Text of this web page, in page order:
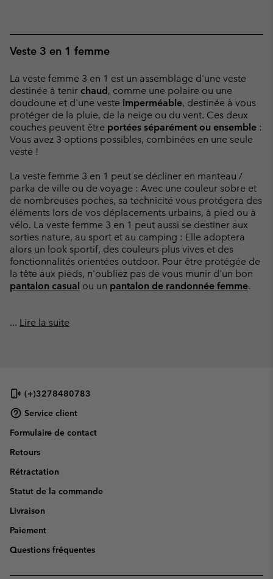
Veste 3 en 1 femme
La veste femme 3 en 1 est un assemblage d'une veste
destinée à tenir chaud, comme une polaire ou une
doudoune et d'une veste imperméable, destinée à vous
protéger de la pluie, de la neige ou du vent. Ces deux
couches peuvent être portées séparément ou ensemble :
Vous avez 3 options possibles, combinées en une seule
veste !
La veste femme 3 en 1 peut se décliner en manteau /
parka de ville ou de voyage : Avec une couleur sobre et
de nombreuses poches, sa technicité vous protégera des
éléments lors de vos déplacements urbains, à pied ou à
vélo. La veste femme 3 en 1 peut aussi se destiner aux
sorties nature, au sport et au camping : Elle adoptera
alors un look sportif, des couleurs plus vives et des
fonctionnalités orientées outdoor. Pour être protégée de
la tête aux pieds, n'oubliez pas de vous munir d'un bon
pantalon casual ou un pantalon de randonnée femme.
... Lire la suite
(+)3278480783
Service client
Formulaire de contact
Retours
Rétractation
Statut de la commande
Livraison
Paiement
Questions fréquentes